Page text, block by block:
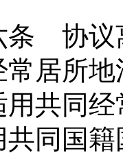
条 协议
常居所
用共同
共同国